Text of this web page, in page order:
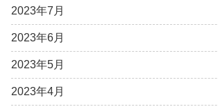
2023年7月
2023年6月
2023年5月
2023年4月